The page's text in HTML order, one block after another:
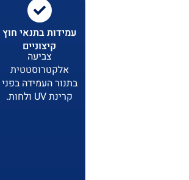
עמידות בתנאי חוץ
קיצוניים
צביעה
אלקטרוסטטית
בתנור העמידה בפני
קרינת UV ולחות.